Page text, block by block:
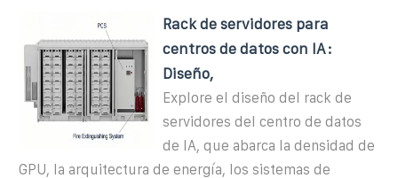
Rack de servidores para
centros de datos con IA:
Diseño,
Explore el diseño del rack de
servidores del centro de datos
de IA, que abarca la densidad de
GPU, la arquitectura de energía, los sistemas de